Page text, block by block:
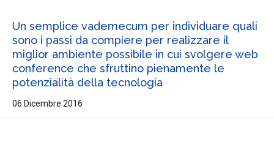
Un semplice vademecum per individuare quali
sono i passi da compiere per realizzare il
miglior ambiente possibile in cui svolgere web
conference che sfruttino pienamente le
potenzialità della tecnologia
06 Dicembre 2016